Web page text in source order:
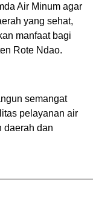
Air Minum agar
yang sehat,
manfaat bagi
Rote Ndao.
semangat
pelayanan air
daerah dan